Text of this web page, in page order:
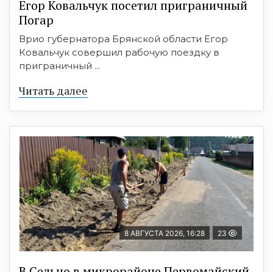
Егор Ковальчук посетил приграничный
Погар
Врио губернатора Брянской области Егор
Ковальчук совершил рабочую поездку в
приграничный ...
Читать далее
8 АВГУСТА 2026, 16:28 23